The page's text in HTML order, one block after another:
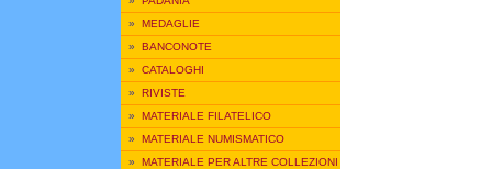
» MEDAGLIE
» BANCONOTE
» CATALOGHI
» RIVISTE
» MATERIALE FILATELICO
» MATERIALE NUMISMATICO
» MATERIALE PER ALTRE COLLEZIONI